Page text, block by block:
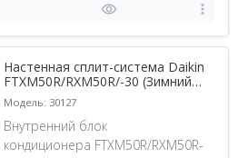
Настенная сплит-система Daikin
FTXM50R/RXM50R/-30 (Зимний
Комплект -30)
Модель: 30127
Внутренний блок
кондиционера FTXM50R/RXM50R-